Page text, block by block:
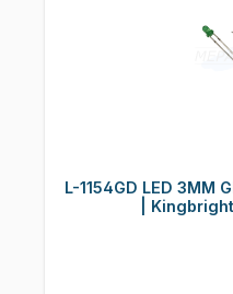
L-1154GD LED 3MM
|